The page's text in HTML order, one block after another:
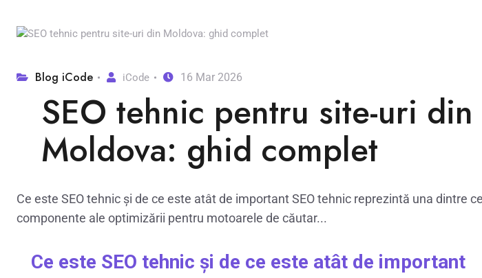
Blog iCode iCode 16 Mar 2026
SEO tehnic pentru site-uri din
Moldova: ghid complet
Ce este SEO tehnic și de ce este atât de important SEO tehnic reprezintă una dintre
componente ale optimizării pentru motoarele de căutar...
Ce este SEO tehnic și de ce este atât de important